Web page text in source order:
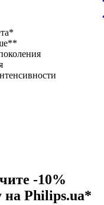
-10%
на Philips.ua*